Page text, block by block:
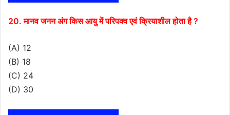
20. मानव जनन अंग किस आयु में परिपक्व एवं क्रियाशील होता है ?
(A) 12
(B) 18
(C) 24
(D) 30